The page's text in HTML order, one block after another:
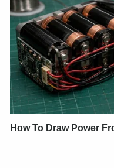
How To Draw Power